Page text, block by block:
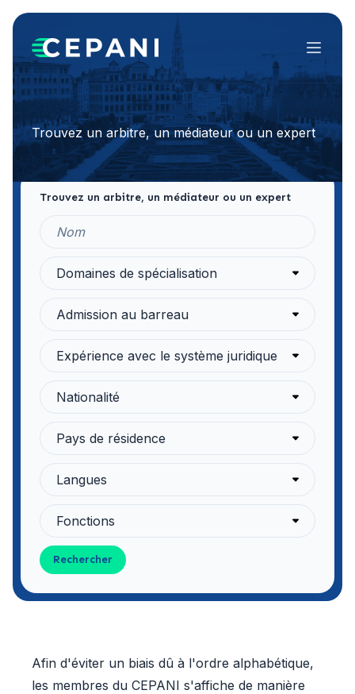
Menu
Trouvez un arbitre, un médiateur ou un expert
Trouvez un arbitre, un médiateur ou un expert
Domaines de spécialisation
Admission au barreau
Expérience avec le système juridique
Nationalité
Pays de résidence
Langues
Fonctions
Rechercher
Afin d'éviter un biais dû à l'ordre alphabétique,
les membres du CEPANI s'affiche de manière